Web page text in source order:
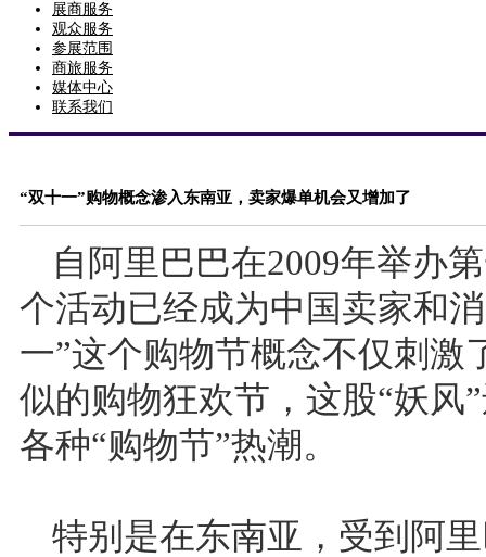
展商服务
观众服务
参展范围
商旅服务
媒体中心
联系我们
“双十一”购物概念渗入东南亚，卖家爆单机会又增加了
自阿里巴巴在2009年举办
个活动已经成为中国卖家和
一”这个购物节概念不仅刺激
似的购物狂欢节，这股“妖风
各种“购物节”热潮。
特别是在东南亚，受到阿